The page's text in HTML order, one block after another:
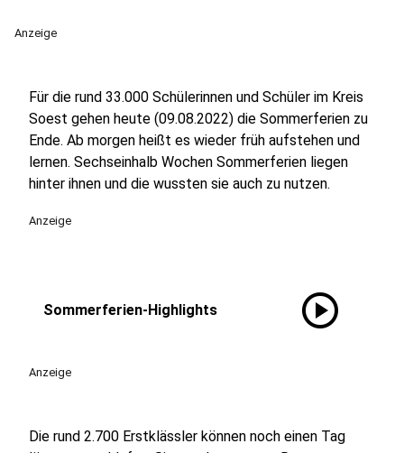
Anzeige
Für die rund 33.000 Schülerinnen und Schüler im Kreis
Soest gehen heute (09.08.2022) die Sommerferien zu
Ende. Ab morgen heißt es wieder früh aufstehen und
lernen. Sechseinhalb Wochen Sommerferien liegen
hinter ihnen und die wussten sie auch zu nutzen.
Anzeige
Sommerferien-Highlights play_circle
Anzeige
Die rund 2.700 Erstklässler können noch einen Tag